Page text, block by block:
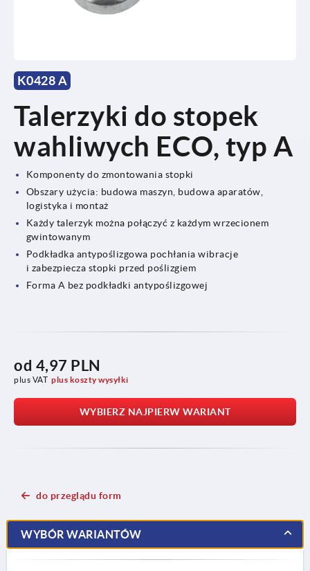
K0428 A
Talerzyki do stopek
wahliwych ECO, typ A
Komponenty do zmontowania stopki
Obszary użycia: budowa maszyn, budowa aparatów,
logistyka i montaż
Każdy talerzyk można połączyć z każdym wrzecionem
gwintowanym
Podkładka antypoślizgowa pochłania wibracje
i zabezpiecza stopki przed poślizgiem
Forma A bez podkładki antypoślizgowej
od 4,97 PLN
plus VAT plus koszty wysyłki
WYBIERZ NAJPIERW WARIANT
do przeglądu form
WYBÓR WARIANTÓW